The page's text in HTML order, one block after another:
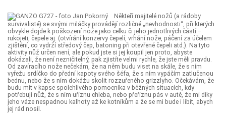
Někteří majitelé nožů (a rádoby
survivalisté) se svými miláčky provádějí rozličné „nevhodnosti“, při kterých
obvykle dojde k poškození nože jako celku či jeho jednotlivých částí –
rukojeti, čepele aj. (otvírání konzervy čepelí, vrhání nože, páčení za účelem
zjištění, co vydrží středový čep, batoning při otevřené čepeli atd.). Na tyto
aktivity nůž určen není, ale pokud jste si jej koupil jen proto, abyste
dokázali, že není nezničitelný, pak zjistíte velmi rychle, že jste měli pravdu.
Od zavíracího nože nečekám, že na něm budu viset na skále, že s ním
vyřežu srdíčko do přední kapoty svého šéfa, že s ním vypáčím zatlučenou
bednu, nebo že s ním dokážu skolit rozzuřeného grizzlyho. Očekávám, že
budu mít v kapse spolehlivého pomocníka v běžných situacích, kdy
potřebuji nůž, že s ním uříznu chleba, nebo přeříznu pás v autě, že mi díky
jeho váze nespadnou kalhoty až ke kotníkům a že se mi bude i líbit, abych
jej rád nosil.